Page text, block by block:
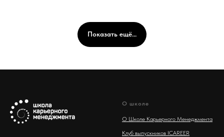
Показать ещё...
О школе
О Школе Карьерного Менеджмента
Клуб выпускников ICAREER